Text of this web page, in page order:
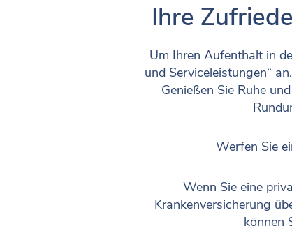
Ihre
Um Ihren Aufenthalt in
und Serviceleistungen“
Genießen Sie Ruhe
Werfen Sie
Wenn Sie eine
Krankenversicherung
können